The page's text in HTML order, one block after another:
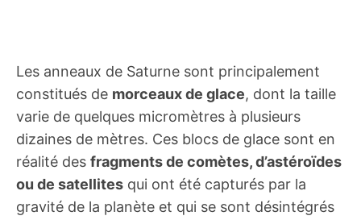
Les anneaux de Saturne sont principalement
constitués de morceaux de glace, dont la taille
varie de quelques micromètres à plusieurs
dizaines de mètres. Ces blocs de glace sont en
réalité des fragments de comètes, d’astéroïdes
ou de satellites qui ont été capturés par la
gravité de la planète et qui se sont désintégrés